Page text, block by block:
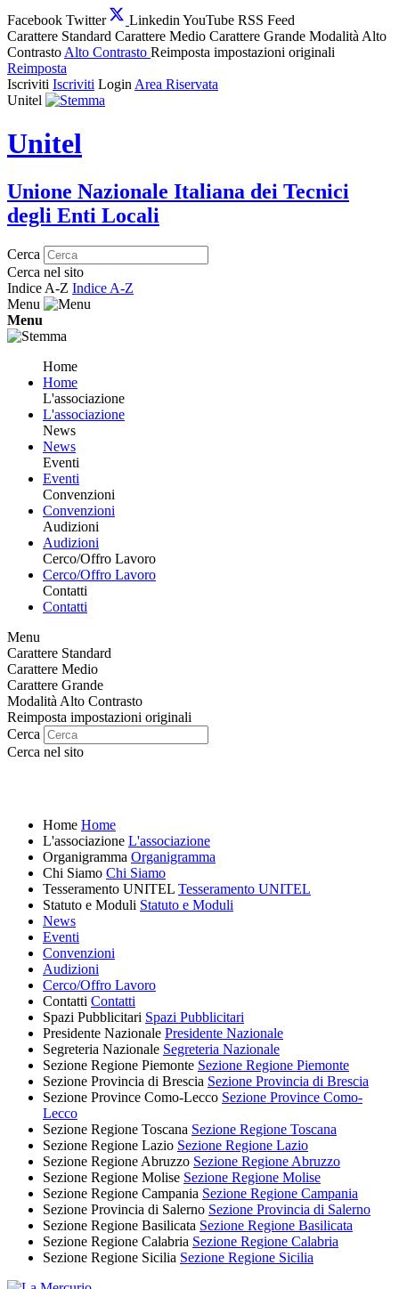
Facebook Twitter Linkedin YouTube RSS Feed
Carattere Standard Carattere Medio Carattere Grande Modalità Alto
Contrasto Alto Contrasto Reimposta impostazioni originali
Reimposta
Iscriviti Iscriviti Login Area Riservata
Unitel
Unitel
Unione Nazionale Italiana dei Tecnici
degli Enti Locali
Cerca
Cerca nel sito
Indice A-Z Indice A-Z
Menu
Menu
Home
Home
L'associazione
L'associazione
News
News
Eventi
Eventi
Convenzioni
Convenzioni
Audizioni
Audizioni
Cerco/Offro Lavoro
Cerco/Offro Lavoro
Contatti
Contatti
Menu
Carattere Standard
Carattere Medio
Carattere Grande
Modalità Alto Contrasto
Reimposta impostazioni originali
Cerca
Cerca nel sito
Home Home
L'associazione L'associazione
Organigramma Organigramma
Chi Siamo Chi Siamo
Tesseramento UNITEL Tesseramento UNITEL
Statuto e Moduli Statuto e Moduli
News
Eventi
Convenzioni
Audizioni
Cerco/Offro Lavoro
Contatti Contatti
Spazi Pubblicitari Spazi Pubblicitari
Presidente Nazionale Presidente Nazionale
Segreteria Nazionale Segreteria Nazionale
Sezione Regione Piemonte Sezione Regione Piemonte
Sezione Provincia di Brescia Sezione Provincia di Brescia
Sezione Province Como-Lecco Sezione Province Como-
Lecco
Sezione Regione Toscana Sezione Regione Toscana
Sezione Regione Lazio Sezione Regione Lazio
Sezione Regione Abruzzo Sezione Regione Abruzzo
Sezione Regione Molise Sezione Regione Molise
Sezione Regione Campania Sezione Regione Campania
Sezione Provincia di Salerno Sezione Provincia di Salerno
Sezione Regione Basilicata Sezione Regione Basilicata
Sezione Regione Calabria Sezione Regione Calabria
Sezione Regione Sicilia Sezione Regione Sicilia